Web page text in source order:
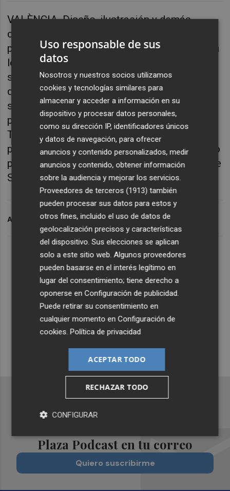
Lo Más Escuchado
Suscríbete al canal de
Whatsapp
Siempre al día de las últimas noticias
VALÈNCIA. Diseño, ilustración y demás
creatividades se dan cita en el
programa dePlaza Radioque quiere dar voz a
los principales profesionales del sector. Hoy
sentamos en nuestra mesa al diseñador y
director de arte Raúl Ferris, con el que nos
sumergimos en el mundo de Twitch,
plataforma desde la que divulga el diseño.
También charlaremos con él sobre otro gran
proyecto que tiene entre manos, en este caso
patrimonial, la recuperación de les Covetes de
Sant Joan.
ARCHIVADO EN IEF
Plaza Podcast en tu correo
Quiero suscribirme
Uso responsable de sus
datos
Nosotros y nuestros socios utilizamos
cookies y tecnologías similares para
almacenar y acceder a información en su
dispositivo y procesar datos personales,
como su dirección IP, identificadores únicos
y datos de navegación, para ofrecer
anuncios y contenido personalizados, medir
anuncios y contenido, obtener información
sobre la audiencia y mejorar los servicios.
Proveedores de terceros (1913) también
pueden procesar sus datos para estos y
otros fines, incluido el uso de datos de
geolocalización precisos y características
del dispositivo. Sus elecciones se aplican
solo a este sitio web. Algunos proveedores
pueden basarse en el interés legítimo en
lugar del consentimiento; tiene derecho a
oponerse enConfiguración de publicidad.
Puede retirar su consentimiento en
cualquier momento enConfiguración de
cookies.Política de privacidad
ACEPTAR TODO
RECHAZAR TODO
CONFIGURAR